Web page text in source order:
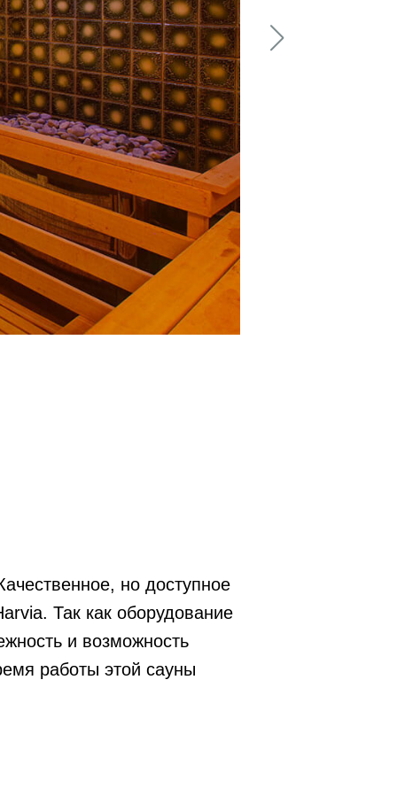
но доступное
Так как оборудование
и возможность
работы этой сауны